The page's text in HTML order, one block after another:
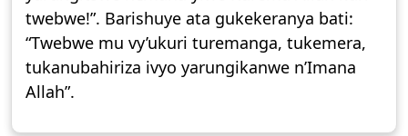
twebwe!”. Barishuye ata gukekeranya bati:
“Twebwe mu vy’ukuri turemanga, tukemera,
tukanubahiriza ivyo yarungikanwe n’Imana
Allah”.